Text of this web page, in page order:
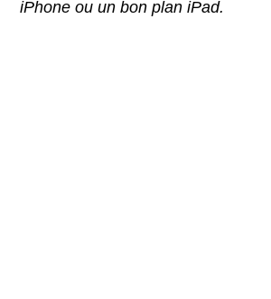
iPhone ou un bon plan iPad.